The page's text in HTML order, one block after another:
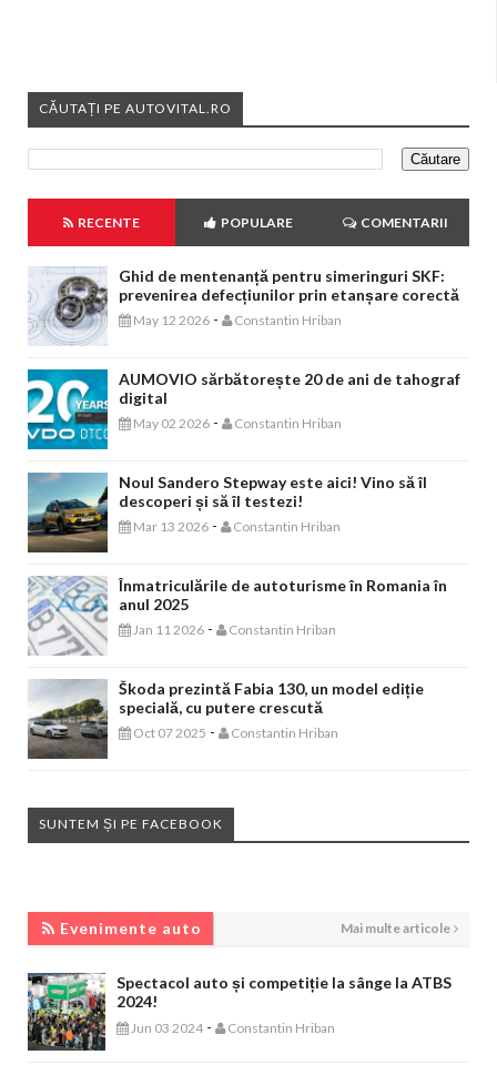
CĂUTAȚI PE AUTOVITAL.RO
RECENTE POPULARE COMENTARII
Ghid de mentenanță pentru simeringuri SKF:
prevenirea defecțiunilor prin etanșare corectă
May 12 2026 - Constantin Hriban
AUMOVIO sărbătorește 20 de ani de tahograf
digital
May 02 2026 - Constantin Hriban
Noul Sandero Stepway este aici! Vino să îl
descoperi și să îl testezi!
Mar 13 2026 - Constantin Hriban
Înmatriculările de autoturisme în Romania în
anul 2025
Jan 11 2026 - Constantin Hriban
Škoda prezintă Fabia 130, un model ediție
specială, cu putere crescută
Oct 07 2025 - Constantin Hriban
SUNTEM ȘI PE FACEBOOK
Evenimente auto Mai multe articole
Spectacol auto și competiție la sânge la ATBS
2024!
Jun 03 2024 - Constantin Hriban